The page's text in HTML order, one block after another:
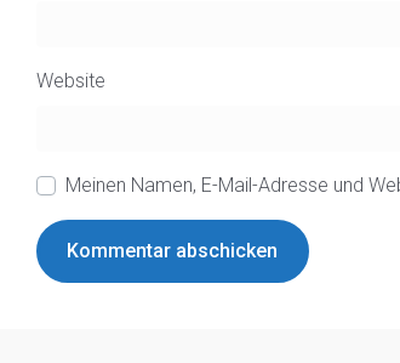
Website
Meinen Namen, E-Mail-Adresse und